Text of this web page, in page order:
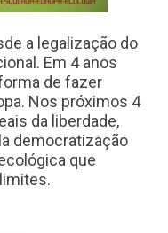
a legalização do
Em 4 anos
de fazer
Nos próximos 4
da liberdade,
democratização
que